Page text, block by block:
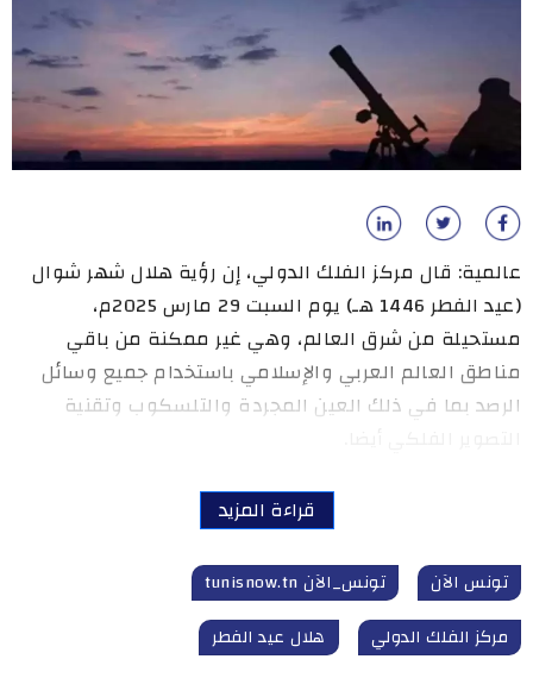
عالمية: قال مركز الفلك الدولي، إن رؤية هلال شهر شوال
(عيد الفطر 1446 هـ) يوم السبت 29 مارس 2025م،
مستحيلة من شرق العالم، وهي غير ممكنة من باقي
مناطق العالم العربي والإسلامي باستخدام جميع وسائل
الرصد بما في ذلك العين المجردة والتلسكوب وتقنية
قراءة المزيد
تونس الآن
تونس_الآن tunisnow.tn
مركز الفلك الدولي
هلال عيد الفطر